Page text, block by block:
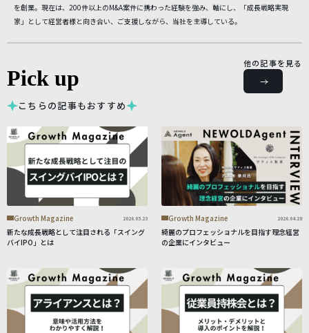
を創業。現在は、200件以上のM&A案件に携わった経験を強み、軸にし、「成長戦略実現
家」として経営者様と向き合い、ご支援しながら、当社を主導している。
Pick up
こちらの記事もおすすめ
他の記事を見る
Growth Magazine 2026.05.23
新たな成長戦略として注目される「スイング
バイIPO」とは
Growth Magazine 2026.04.28
綺麗のプロフェッショナルを目指す理念経営
の企業にインタビュー